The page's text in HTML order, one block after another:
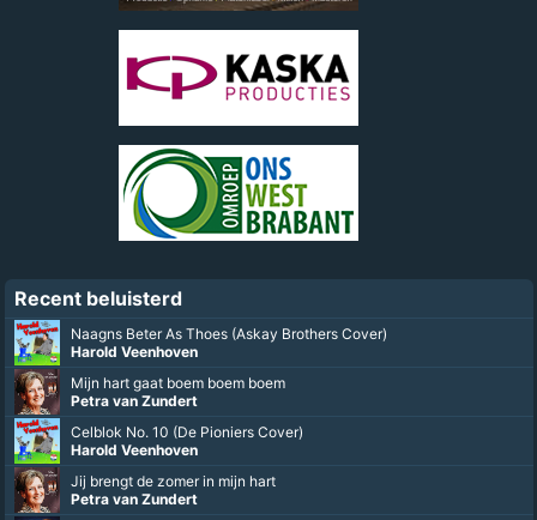
Recent beluisterd
Naagns Beter As Thoes (Askay Brothers Cover)
Harold Veenhoven
Mijn hart gaat boem boem boem
Petra van Zundert
Celblok No. 10 (De Pioniers Cover)
Harold Veenhoven
Jij brengt de zomer in mijn hart
Petra van Zundert